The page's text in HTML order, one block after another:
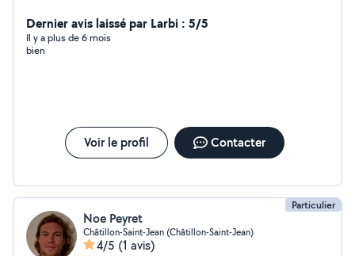
service de qualité supérieure à un prix compétitif. Que
vous ayez besoin de transporter des marchandises sur
de courtes
Dernier avis laissé par Larbi : 5/5
Il y a plus de 6 mois
bien
Voir le profil Contacter
Particulier
Noe Peyret
Châtillon-Saint-Jean (Châtillon-Saint-Jean)
4/5 (1 avis)